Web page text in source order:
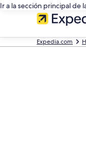
Ir a la sección principal de
Expedia.com